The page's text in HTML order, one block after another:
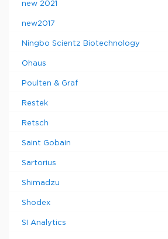
new 2021
new2017
Ningbo Scientz Biotechnology
Ohaus
Poulten & Graf
Restek
Retsch
Saint Gobain
Sartorius
Shimadzu
Shodex
SI Analytics